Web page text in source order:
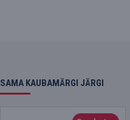
SAMA KAUBAMÄRGI JÄRGI